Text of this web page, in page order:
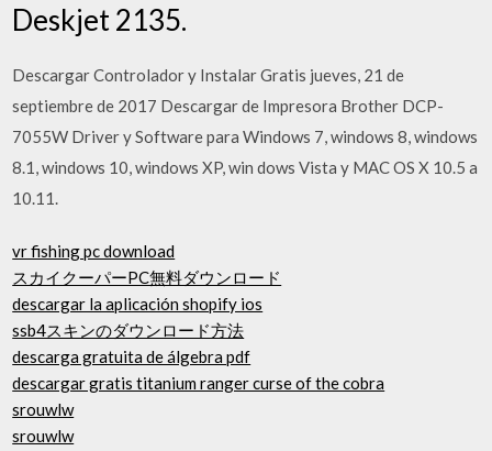
Deskjet 2135.
Descargar Controlador y Instalar Gratis jueves, 21 de
septiembre de 2017 Descargar de Impresora Brother DCP-
7055W Driver y Software para Windows 7, windows 8, windows
8.1, windows 10, windows XP, win dows Vista y MAC OS X 10.5 a
10.11.
vr fishing pc download
スカイクーパーPC無料ダウンロード
descargar la aplicación shopify ios
ssb4スキンのダウンロード方法
descarga gratuita de álgebra pdf
descargar gratis titanium ranger curse of the cobra
srouwlw
srouwlw